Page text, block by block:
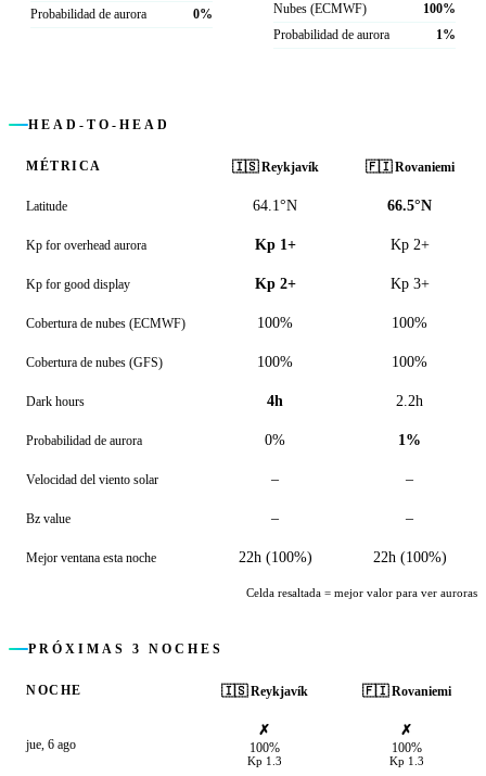
Probabilidad de aurora
0%
Nubes (ECMWF)
100%
Probabilidad de aurora
1%
HEAD-TO-HEAD
MÉTRICA 🇮🇸 Reykjavík 🇫🇮 Rovaniemi
Latitude 64.1°N 66.5°N
Kp for overhead aurora Kp 1+ Kp 2+
Kp for good display Kp 2+ Kp 3+
Cobertura de nubes (ECMWF) 100% 100%
Cobertura de nubes (GFS) 100% 100%
Dark hours 4h 2.2h
Probabilidad de aurora 0% 1%
Velocidad del viento solar – –
Bz value – –
Mejor ventana esta noche 22h (100%) 22h (100%)
Celda resaltada = mejor valor para ver auroras
PRÓXIMAS 3 NOCHES
NOCHE 🇮🇸 Reykjavík 🇫🇮 Rovaniemi
jue, 6 ago
✗
100%
Kp 1.3
✗
100%
Kp 1.3